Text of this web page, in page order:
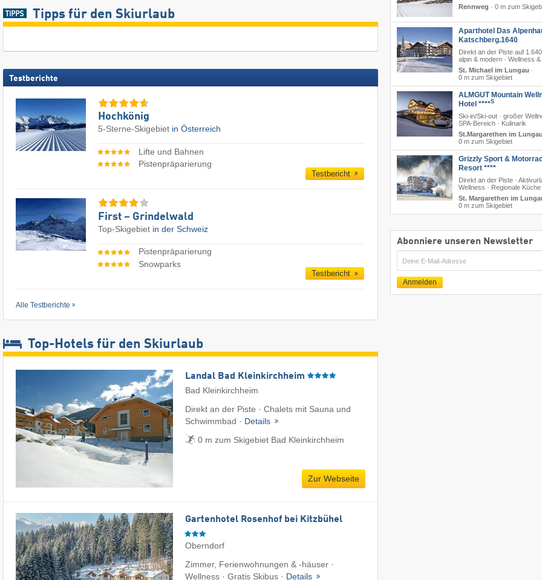
Tipps für den Skiurlaub
Testberichte
Hochkönig
5-Sterne-Skigebiet in Österreich
Lifte und Bahnen
Pistenpräparierung
Testbericht
First – Grindelwald
Top-Skigebiet in der Schweiz
Pistenpräparierung
Snowparks
Testbericht
Alle Testberichte
Top-Hotels für den Skiurlaub
Landal Bad Kleinkirchheim
Bad Kleinkirchheim
Direkt an der Piste · Chalets mit Sauna und
Schwimmbad · Details
0 m zum Skigebiet Bad Kleinkirchheim
Zur Webseite
Gartenhotel Rosenhof bei Kitzbühel
Oberndorf
Zimmer, Ferienwohnungen & -häuser ·
Wellness · Gratis Skibus · Details
Rennweg · 0 m zum
Aparthotel Das
Katschberg.1640
Direkt an der Piste auf
alpin & modern · Wellness &
St. Michael im Lungau ·
0 m zum Skigebiet
ALMGUT Mountain
Hotel ****S
Ski-in/Ski-out · großer
SPA-Bereich · Kulinarik
St.Margarethen im Lungau
0 m zum Skigebiet
Grizzly Sport & Motorrad
Resort ****
Direkt an der Piste ·
Wellness · Regionale Küche
St. Margarethen im
0 m zum Skigebiet
Abonniere unseren Newsletter
E-
Mail
Anmelden